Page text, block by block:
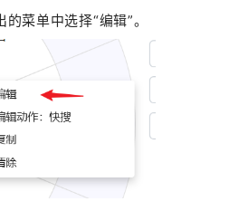
菜单中选择“编辑”。